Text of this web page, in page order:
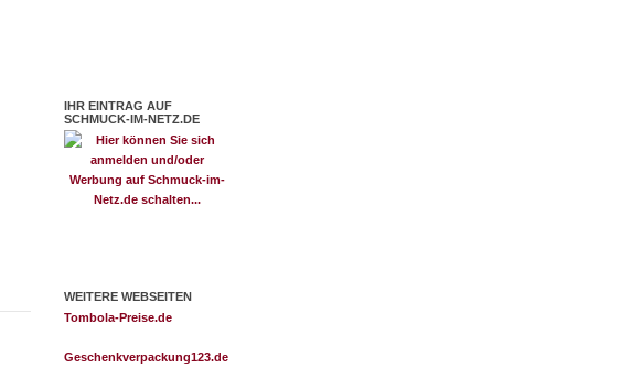
IHR EINTRAG AUF
SCHMUCK-IM-NETZ.DE
WEITERE WEBSEITEN
Tombola-Preise.de
Geschenkverpackung123.de